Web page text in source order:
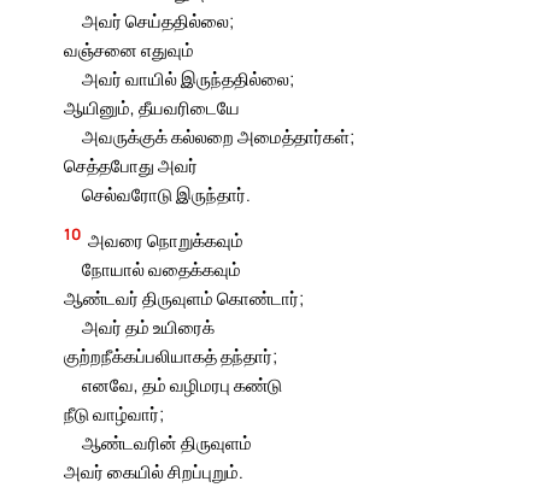
அவர் செய்ததில்லை;
வஞ்சனை எதுவும்
அவர் வாயில் இருந்ததில்லை;
ஆயினும், தீயவரிடையே
அவருக்குக் கல்லறை அமைத்தார்கள்;
செத்தபோது அவர்
செல்வரோடு இருந்தார்.
10 அவரை நொறுக்கவும்
நோயால் வதைக்கவும்
ஆண்டவர் திருவுளம் கொண்டார்;
அவர் தம் உயிரைக்
குற்றநீக்கப்பலியாகத் தந்தார்;
எனவே, தம் வழிமரபு கண்டு
நீடு வாழ்வார்;
ஆண்டவரின் திருவுளம்
அவர் கையில் சிறப்புறும்.